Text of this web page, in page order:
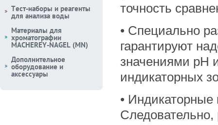
точность
• Специально
гарантируют
значениями pH
индикаторных
• Индикаторные
Следовательно,
Тест-наборы и реагенты
для анализа воды
Материалы для
хроматографии
MACHEREY-NAGEL (MN)
Дополнительное
оборудование и
аксессуары